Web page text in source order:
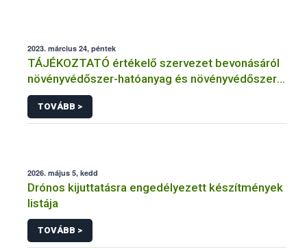
2023. március 24, péntek
TÁJÉKOZTATÓ értékelő szervezet bevonásáról
növényvédőszer-hatóanyag és növényvédőszer
engedélyezésére, továbbá a meglévő engedély
meghosszabbítására vagy módosítására irányuló
eljárásba
TOVÁBB >
2026. május 5, kedd
Drónos kijuttatásra engedélyezett készítmények
listája
TOVÁBB >